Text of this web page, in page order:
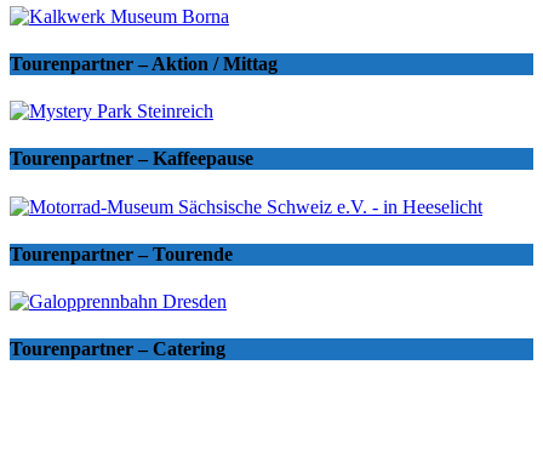
Tourenpartner – Aktion / Mittag
Tourenpartner – Kaffeepause
Tourenpartner – Tourende
Tourenpartner – Catering